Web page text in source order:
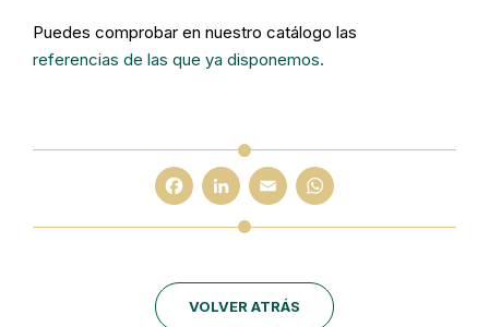
Puedes comprobar en nuestro catálogo las
referencias de las que ya disponemos.
F
a
e
L
i
k
E
m
il
h
VOLVER ATRÁS